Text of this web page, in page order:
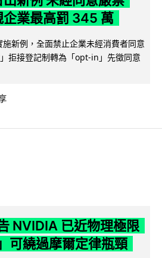
業最高罰 345 萬
新例，全面禁止企業未經消費者同意
拒接登記制轉為「opt-in」先徵同意
NVIDIA 已近物理極限
可繞過摩爾定律瓶頸